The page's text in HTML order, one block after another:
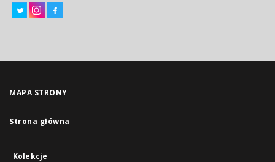
MAPA STRONY
Strona główna
Kolekcje